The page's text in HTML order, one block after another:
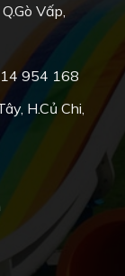
Vấp,
954 168
H.Củ Chi,